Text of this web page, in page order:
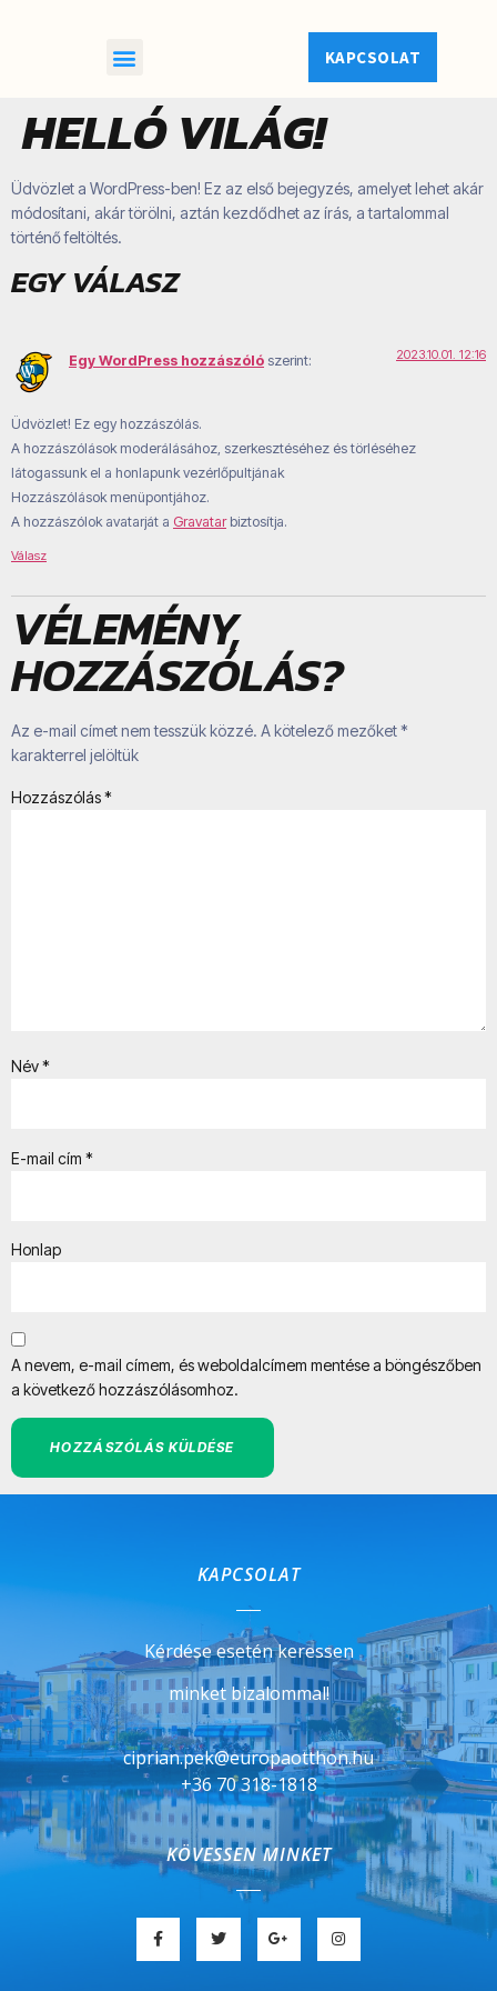
KAPCSOLAT
HELLÓ VILÁG!
Üdvözlet a WordPress-ben! Ez az első bejegyzés, amelyet lehet akár
módosítani, akár törölni, aztán kezdődhet az írás, a tartalommal
történő feltöltés.
EGY VÁLASZ
Egy WordPress hozzászóló szerint: 2023.10.01. 12:16
Üdvözlet! Ez egy hozzászólás.
A hozzászólások moderálásához, szerkesztéséhez és törléséhez
látogassunk el a honlapunk vezérlőpultjának
Hozzászólások menüpontjához.
A hozzászólok avatarját a Gravatarbiztosítja.
Válasz
VÉLEMÉNY,
HOZZÁSZÓLÁS?
Az e-mail címet nem tesszük közzé. A kötelező mezőket*
karakterrel jelöltük
Hozzászólás*
Név*
E-mail cím *
Honlap
A nevem, e-mail címem, és weboldalcímem mentése a böngészőben
a következő hozzászólásomhoz.
KAPCSOLAT
Kérdése esetén keressen
minket bizalommal!
ciprian.pek@europaotthon.hu
+36 70 318-1818
KÖVESSEN MINKET